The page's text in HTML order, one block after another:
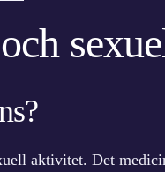
aktivitet. Det